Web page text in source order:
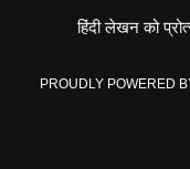
हिंदी लेखन को
PROUDLY POWERED